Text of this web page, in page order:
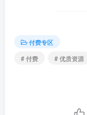
付费专区
# 付费
# 优质资源